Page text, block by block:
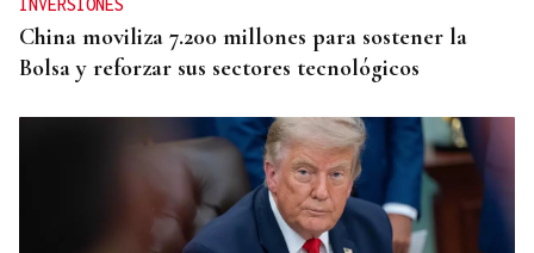
INVERSIONES
China moviliza 7.200 millones para sostener la
Bolsa y reforzar sus sectores tecnológicos